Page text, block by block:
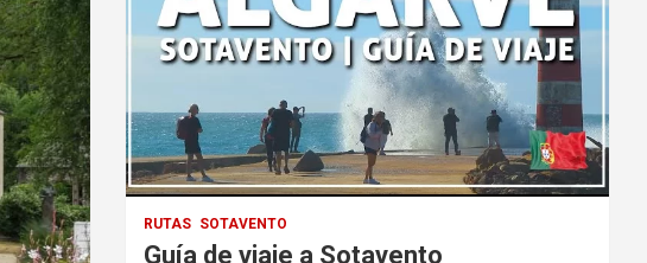
RUTAS SOTAVENTO
Guía de viaje a Sotavento